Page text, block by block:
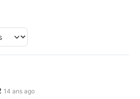
14 ans ago